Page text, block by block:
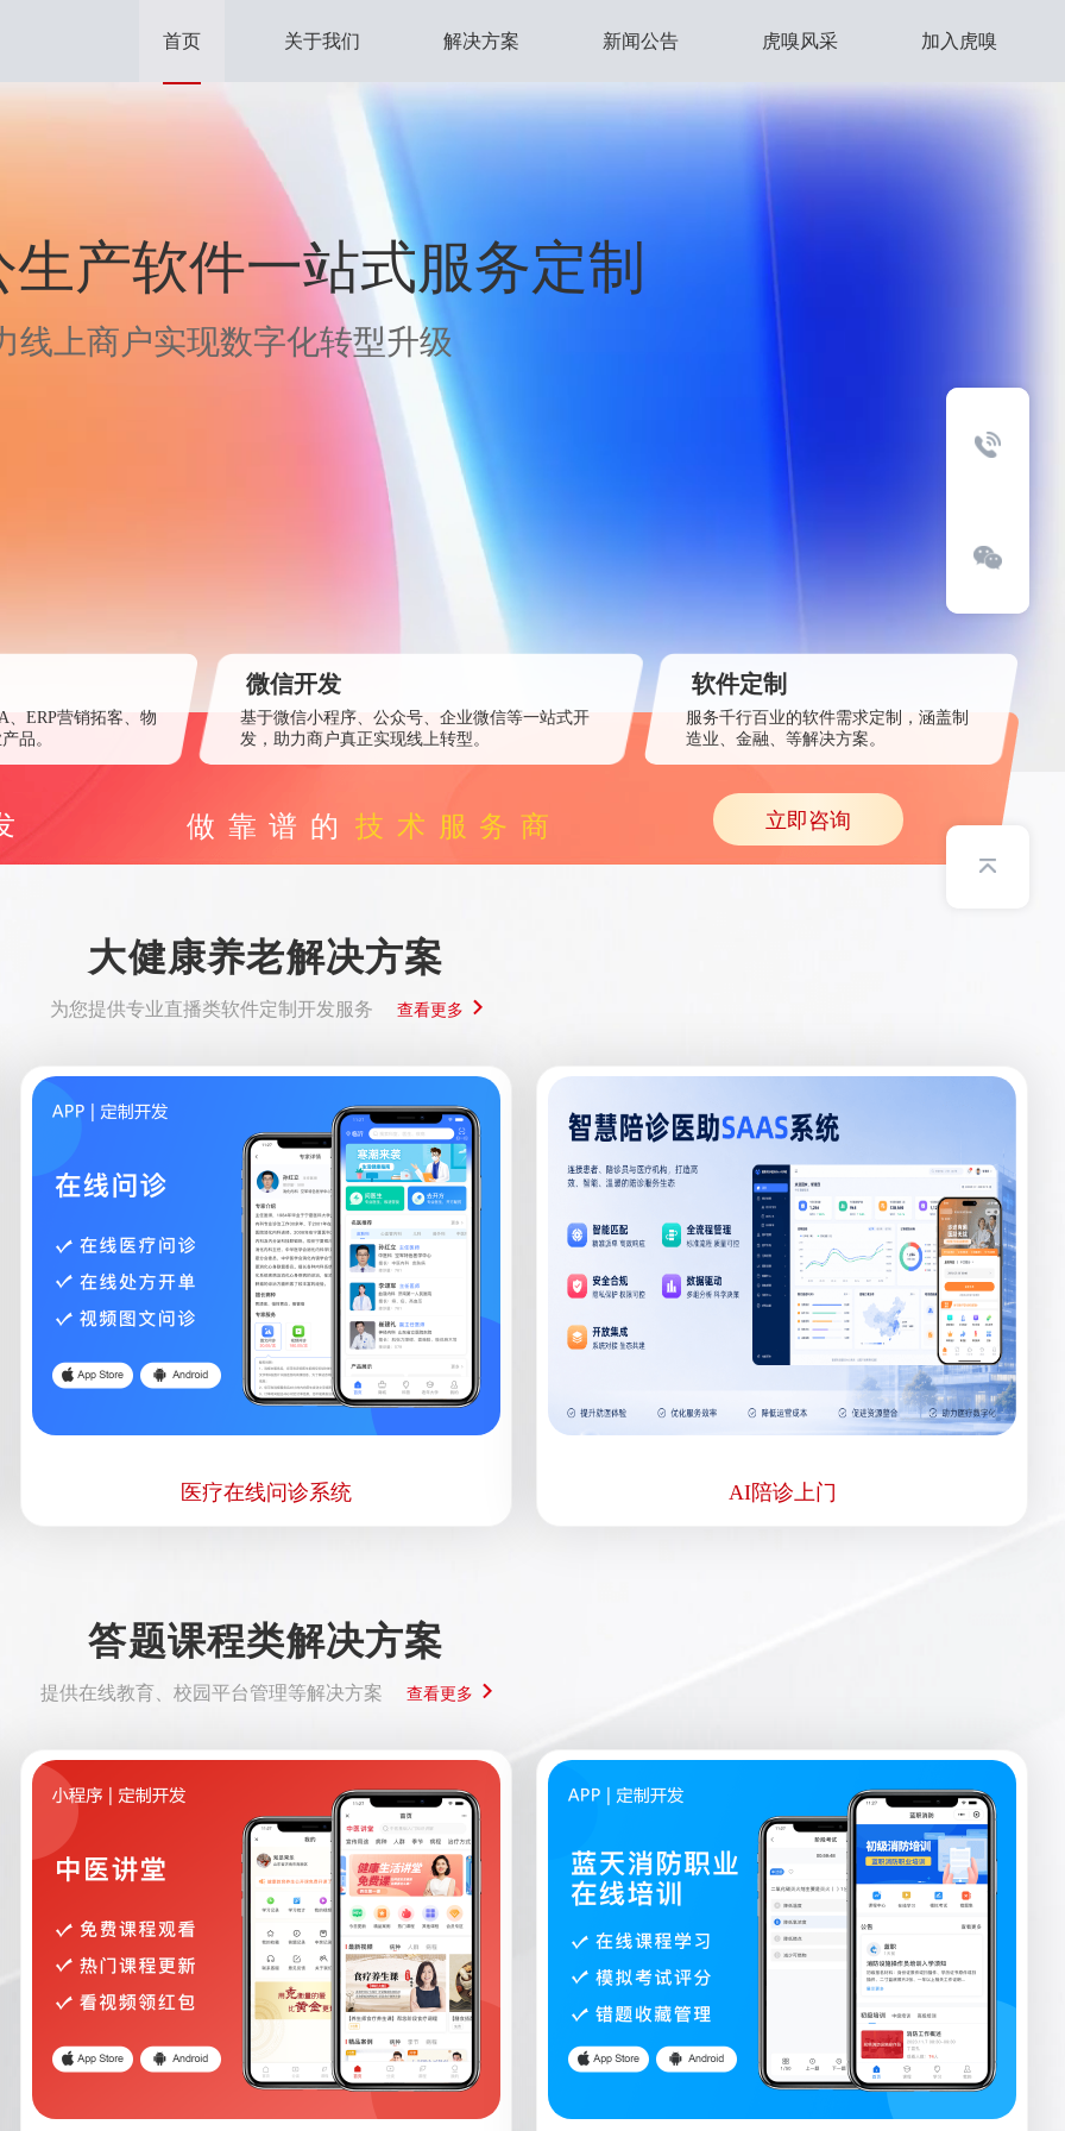
首页 关于我们 解决方案 新闻公告 虎嗅风采 加入虎嗅
产软件一站式服务定制
线上商户实现数字化转型升级
产软件一站式服务定制
线上商户实现数字化转型升级
产软件一站式服务定制
线上商户实现数字化转型升级
、ERP营销拓客、物
品。
微信开发
基于微信小程序、公众号、企业微信等一站式开
发，助力商户真正实现线上转型。
软件定制
服务千行百业的软件需求定制，涵盖制
造业、金融、等解决方案。
做靠谱的 技术服务商 立即咨询
大健康养老解决方案
为您提供专业直播类软件定制开发服务 查看更多
医疗在线问诊系统 AI陪诊上门
答题课程类解决方案
提供在线教育、校园平台管理等解决方案 查看更多